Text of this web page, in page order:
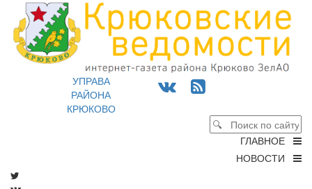
УПРАВА
РАЙОНА
КРЮКОВО
ГЛАВНОЕ
НОВОСТИ